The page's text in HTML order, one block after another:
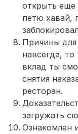
открыть еще
петю хавай,
Причины для
навсегда,
вклад ты
снятия
ресторан.
загружать
Ознакомлен